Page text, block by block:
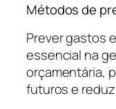
Métodos de
Prever gastos
essencial na
orçamentária,
futuros e